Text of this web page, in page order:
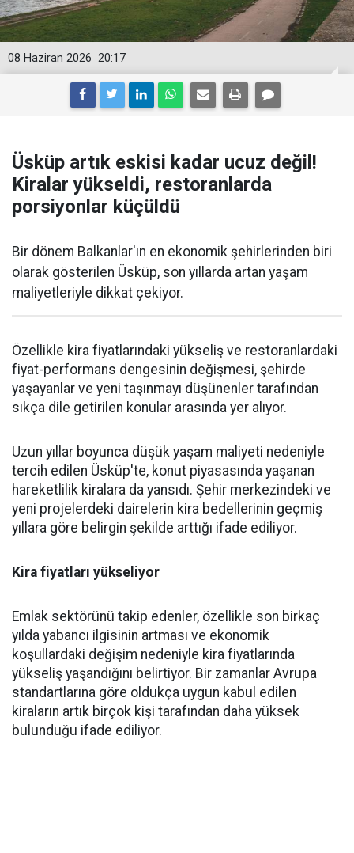
20:17
08 Haziran 2026
Üsküp artık eskisi kadar ucuz değil!
Kiralar yükseldi, restoranlarda
porsiyonlar küçüldü
Bir dönem Balkanlar'ın en ekonomik şehirlerinden biri
olarak gösterilen Üsküp, son yıllarda artan yaşam
maliyetleriyle dikkat çekiyor.
Özellikle kira fiyatlarındaki yükseliş ve restoranlardaki
fiyat-performans dengesinin değişmesi, şehirde
yaşayanlar ve yeni taşınmayı düşünenler tarafından
sıkça dile getirilen konular arasında yer alıyor.
Uzun yıllar boyunca düşük yaşam maliyeti nedeniyle
tercih edilen Üsküp'te, konut piyasasında yaşanan
hareketlilik kiralara da yansıdı. Şehir merkezindeki ve
yeni projelerdeki dairelerin kira bedellerinin geçmiş
yıllara göre belirgin şekilde arttığı ifade ediliyor.
Kira fiyatları yükseliyor
Emlak sektörünü takip edenler, özellikle son birkaç
yılda yabancı ilgisinin artması ve ekonomik
koşullardaki değişim nedeniyle kira fiyatlarında
yükseliş yaşandığını belirtiyor. Bir zamanlar Avrupa
standartlarına göre oldukça uygun kabul edilen
kiraların artık birçok kişi tarafından daha yüksek
bulunduğu ifade ediliyor.